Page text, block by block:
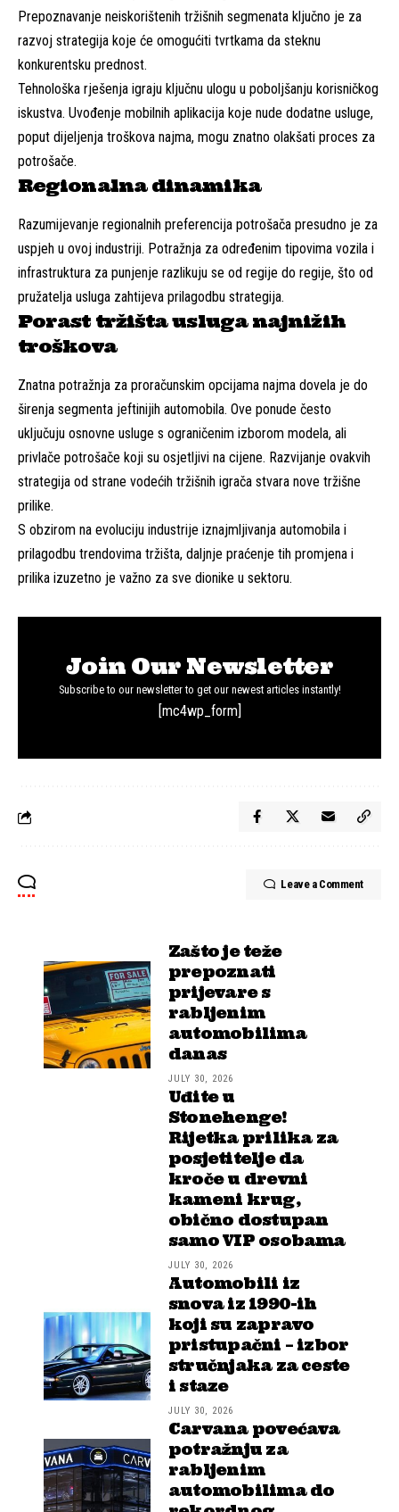
Prepoznavanje neiskorištenih tržišnih segmenata ključno je za
razvoj strategija koje će omogućiti tvrtkama da steknu
konkurentsku prednost.
Tehnološka rješenja igraju ključnu ulogu u poboljšanju korisničkog
iskustva. Uvođenje mobilnih aplikacija koje nude dodatne usluge,
poput dijeljenja troškova najma, mogu znatno olakšati proces za
potrošače.
Regionalna dinamika
Razumijevanje regionalnih preferencija potrošača presudno je za
uspjeh u ovoj industriji. Potražnja za određenim tipovima vozila i
infrastruktura za punjenje razlikuju se od regije do regije, što od
pružatelja usluga zahtijeva prilagodbu strategija.
Porast tržišta usluga najnižih
troškova
Znatna potražnja za proračunskim opcijama najma dovela je do
širenja segmenta jeftinijih automobila. Ove ponude često
uključuju osnovne usluge s ograničenim izborom modela, ali
privlače potrošače koji su osjetljivi na cijene. Razvijanje ovakvih
strategija od strane vodećih tržišnih igrača stvara nove tržišne
prilike.
S obzirom na evoluciju industrije iznajmljivanja automobila i
prilagodbu trendovima tržišta, daljnje praćenje tih promjena i
prilika izuzetno je važno za sve dionike u sektoru.
Join Our Newsletter
Subscribe to our newsletter to get our newest articles instantly!
[mc4wp_form]
Leave a Comment
Zašto je teže
prepoznati
prijevare s
rabljenim
automobilima
danas
JULY 30, 2026
Uđite u
Stonehenge!
Rijetka prilika za
posjetitelje da
kroče u drevni
kameni krug,
obično dostupan
samo VIP osobama
JULY 30, 2026
Automobili iz
snova iz 1990-ih
koji su zapravo
pristupačni – izbor
stručnjaka za ceste
i staze
JULY 30, 2026
Carvana povećava
potražnju za
rabljenim
automobilima do